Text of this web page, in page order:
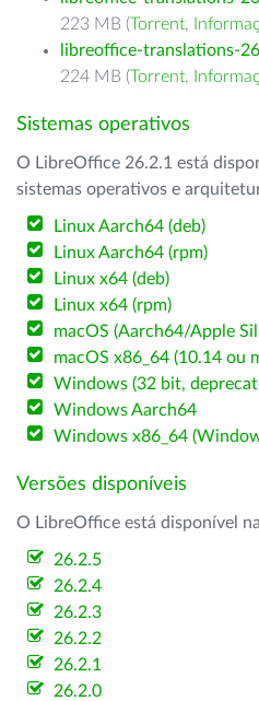
223 MB (Torrent,
libreoffice-translations-
224 MB (Torrent,
Sistemas operativos
O LibreOffice 26.2.1 está
sistemas operativos e
Linux Aarch64 (deb)
Linux Aarch64 (rpm)
Linux x64 (deb)
Linux x64 (rpm)
macOS (Aarch64/Apple
macOS x86_64 (10.14 ou
Windows (32 bit,
Windows Aarch64
Windows x86_64
Versões disponíveis
O LibreOffice está disponível
26.2.5
26.2.4
26.2.3
26.2.2
26.2.1
26.2.0